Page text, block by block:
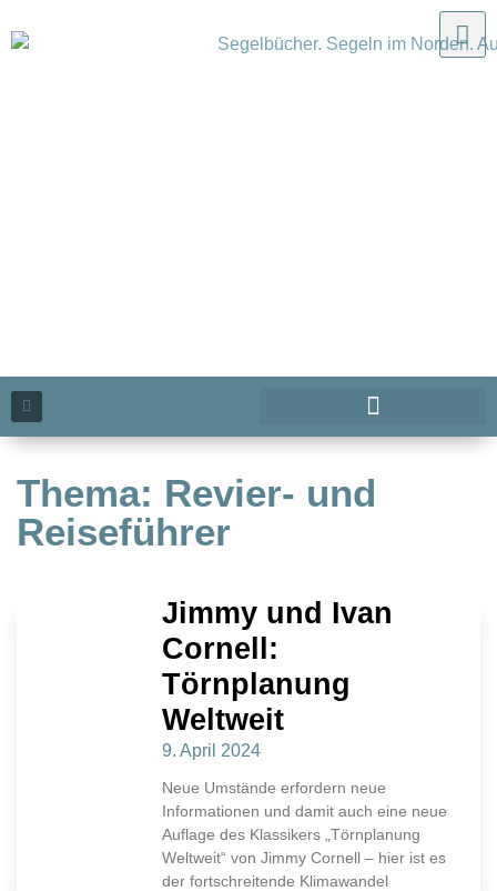
Thema: Revier- und
Reiseführer
Jimmy und Ivan
Cornell:
Törnplanung
Weltweit
9. April 2024
Neue Umstände erfordern neue
Informationen und damit auch eine neue
Auflage des Klassikers „Törnplanung
Weltweit“ von Jimmy Cornell – hier ist es
der fortschreitende Klimawandel